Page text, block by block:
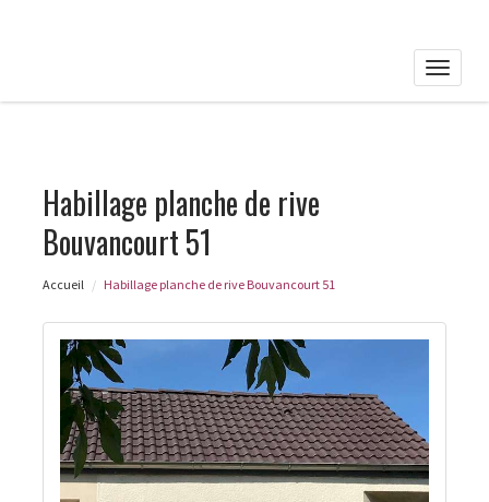
Toggle
Habillage planche de rive
Bouvancourt 51
Accueil Habillage planche de rive Bouvancourt 51